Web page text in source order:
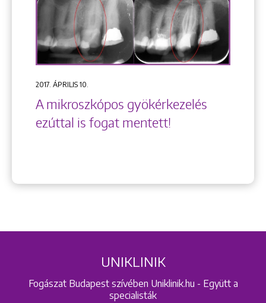
2017. ÁPRILIS 10.
A mikroszkópos gyökérkezelés
ezúttal is fogat mentett!
UNIKLINIK
Fogászat Budapest szívében Uniklinik.hu - Együtt a
specialisták